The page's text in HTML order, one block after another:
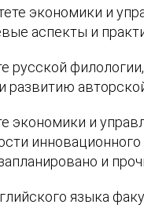
экономики и
аспекты и
русской
экономики и
и
языка